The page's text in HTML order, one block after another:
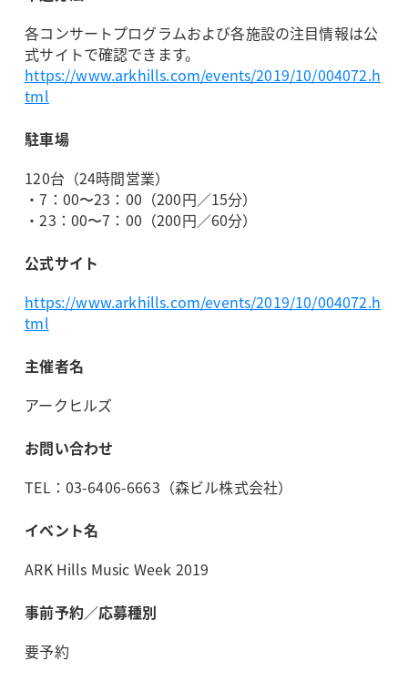
各コンサートプログラムおよび各施設の注目情報は公
式サイトで確認できます。
https://www.arkhills.com/events/2019/10/004072.h
tml
駐車場
120台（24時間営業）
・7：00〜23：00（200円／15分）
・23：00〜7：00（200円／60分）
公式サイト
https://www.arkhills.com/events/2019/10/004072.h
tml
主催者名
アークヒルズ
お問い合わせ
TEL：03-6406-6663（森ビル株式会社）
イベント名
ARK Hills Music Week 2019
事前予約／応募種別
要予約